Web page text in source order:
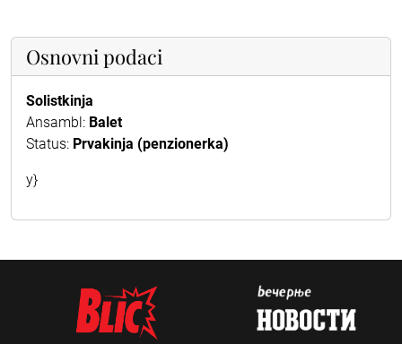
Osnovni podaci
Solistkinja
Ansambl: Balet
Status: Prvakinja (penzionerka)
y}